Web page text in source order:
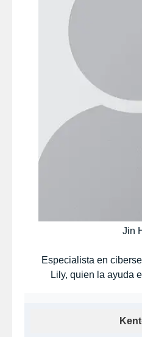
Jin
Especialista en
Lily, quien la ayuda